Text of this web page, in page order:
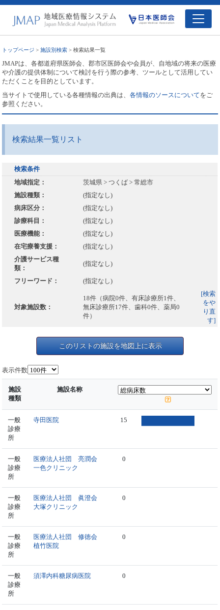
トップページ >施設別検索 > 検索結果一覧
JMAPは、各都道府県医師会、郡市区医師会や会員が、自地域の将来の医療
や介護の提供体制について検討を行う際の参考、ツールとして活用してい
ただくことを目的としています。
当サイトで使用している各種情報の出典は、各情報のソースについてをご
参照ください。
検索結果一覧リスト
検索条件
地域指定：
茨城県 > つくば > 常総市
施設種類：
(指定なし)
病床区分：
(指定なし)
診療科目：
(指定なし)
医療機能：
(指定なし)
在宅療養支援：
(指定なし)
介護サービス種
類：
(指定なし)
フリーワード： (指定なし)
対象施設数：
18件（病院0件、有床診療所1件、
無床診療所17件、歯科0件、薬局0
件）
[検索
をや
り直
す]
このリストの施設を地図上に表示
表示件数
施設
種類
施設名称
一般
診療
所
寺田医院 15
一般
診療
所
医療法人社団 亮潤会
一色クリニック
0
一般
診療
所
医療法人社団 眞澄会
大塚クリニック
0
一般
診療
所
医療法人社団 修徳会
植竹医院
0
一般
診療
所
須澤内科糖尿病医院 0